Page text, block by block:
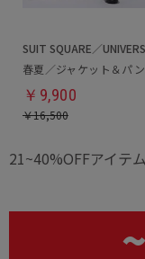
￥9,900
￥16,500
21~40%OFFアイテ